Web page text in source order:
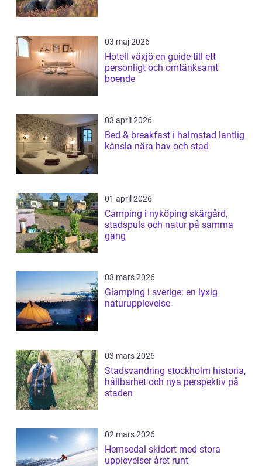
03 maj 2026
Hotell växjö en guide till ett
personligt och omtänksamt
boende
03 april 2026
Bed & breakfast i halmstad lantlig
känsla nära hav och stad
01 april 2026
Camping i nyköping skärgård,
stadspuls och natur på samma
gång
03 mars 2026
Glamping i sverige: en lyxig
naturupplevelse
03 mars 2026
Stadsvandring stockholm historia,
hållbarhet och nya perspektiv på
staden
02 mars 2026
Hemsedal skidort med stora
upplevelser året runt